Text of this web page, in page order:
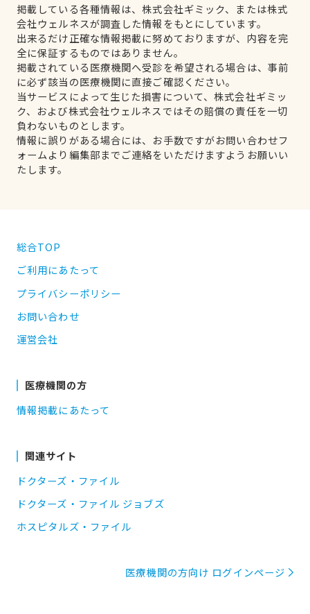
掲載している各種情報は、株式会社ギミック、または株式
会社ウェルネスが調査した情報をもとにしています。
出来るだけ正確な情報掲載に努めておりますが、内容を完
全に保証するものではありません。
掲載されている医療機関へ受診を希望される場合は、事前
に必ず該当の医療機関に直接ご確認ください。
当サービスによって生じた損害について、株式会社ギミッ
ク、および株式会社ウェルネスではその賠償の責任を一切
負わないものとします。
情報に誤りがある場合には、お手数ですがお問い合わせフ
ォームより編集部までご連絡をいただけますようお願いい
たします。
総合TOP
ご利用にあたって
プライバシーポリシー
お問い合わせ
運営会社
医療機関の方
情報掲載にあたって
関連サイト
ドクターズ・ファイル
ドクターズ・ファイル ジョブズ
ホスピタルズ・ファイル
医療機関の方向け ログインページ